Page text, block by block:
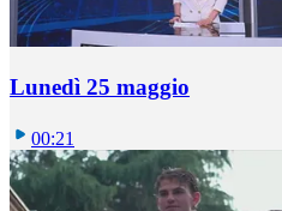
Lunedì 25 maggio
00:21